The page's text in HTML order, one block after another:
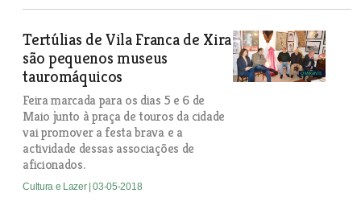
Tertúlias de Vila Franca de Xira
são pequenos museus
tauromáquicos
Feira marcada para os dias 5 e 6 de
Maio junto à praça de touros da cidade
vai promover a festa brava e a
actividade dessas associações de
aficionados.
Cultura e Lazer | 03-05-2018